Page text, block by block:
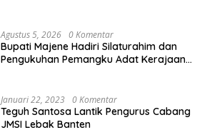
Agustus 5, 2026 0 Komentar
Bupati Majene Hadiri Silaturahim dan
Pengukuhan Pemangku Adat Kerajaan
Januari 22, 2023 0 Komentar
Teguh Santosa Lantik Pengurus Cabang
JMSI Lebak Banten